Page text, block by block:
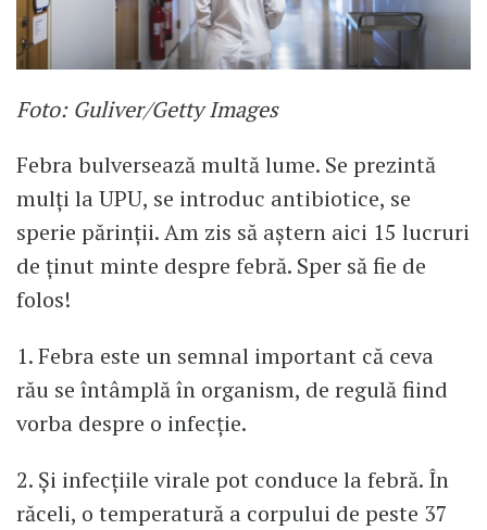
Foto: Guliver/Getty Images
Febra bulversează multă lume. Se prezintă
mulți la UPU, se introduc antibiotice, se
sperie părinții. Am zis să aștern aici 15 lucruri
de ținut minte despre febră. Sper să fie de
folos!
1. Febra este un semnal important că ceva
rău se întâmplă în organism, de regulă fiind
vorba despre o infecție.
2. Și infecțiile virale pot conduce la febră. În
răceli, o temperatură a corpului de peste 37